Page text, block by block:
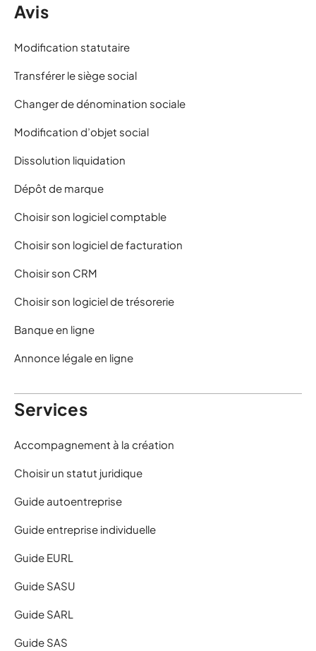
Avis
Modification statutaire
Transférer le siège social
Changer de dénomination sociale
Modification d’objet social
Dissolution liquidation
Dépôt de marque
Choisir son logiciel comptable
Choisir son logiciel de facturation
Choisir son CRM
Choisir son logiciel de trésorerie
Banque en ligne
Annonce légale en ligne
Services
Accompagnement à la création
Choisir un statut juridique
Guide autoentreprise
Guide entreprise individuelle
Guide EURL
Guide SASU
Guide SARL
Guide SAS